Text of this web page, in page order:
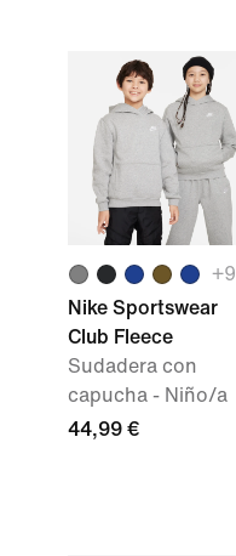
+9
Nike Sportswear
Club Fleece
Sudadera con
capucha - Niño/a
44,99 €